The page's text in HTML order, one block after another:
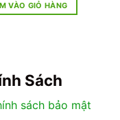
VÀO GIỎ HÀNG
Sách
sách bảo mật